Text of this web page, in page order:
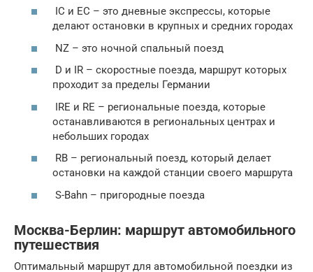
IC и ЕС – это дневные экспрессы, которые
делают остановки в крупных и средних городах
NZ – это ночной спальный поезд
D и IR – скоростные поезда, маршрут которых
проходит за пределы Германии
IRE и RE – региональные поезда, которые
останавливаются в региональных центрах и
небольших городах
RB – региональный поезд, который делает
остановки на каждой станции своего маршрута
S-Bahn – пригородные поезда
Москва-Берлин: маршрут автомобильного
путешествия
Оптимальный маршрут для автомобильной поездки из